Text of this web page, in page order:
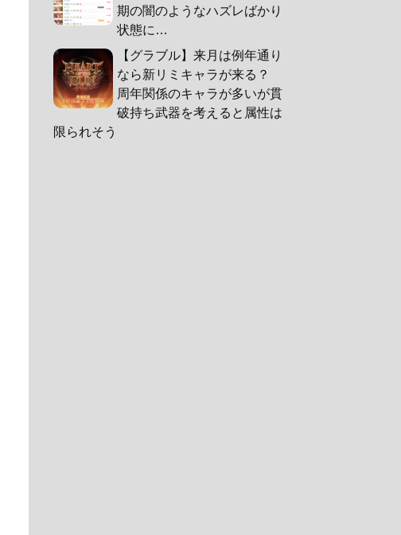
期の闇のようなハズレばかり
状態に…
【グラブル】来月は例年通り
なら新リミキャラが来る？
周年関係のキャラが多いが貫
破持ち武器を考えると属性は
限られそう